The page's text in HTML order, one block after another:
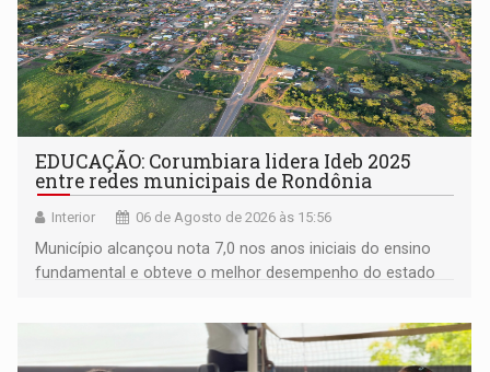
EDUCAÇÃO: Corumbiara lidera Ideb 2025
entre redes municipais de Rondônia
Interior 06 de Agosto de 2026 às 15:56
Município alcançou nota 7,0 nos anos iniciais do ensino
fundamental e obteve o melhor desempenho do estado